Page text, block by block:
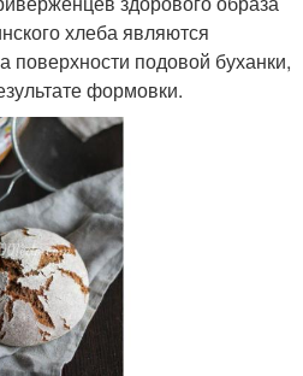
хлеба являются
поверхности подовой буханки,
формовки.